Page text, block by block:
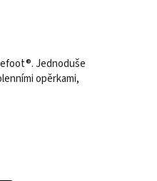
®. Jednoduše
opěrkami,